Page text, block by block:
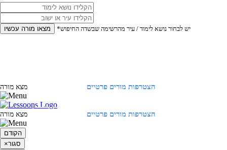
מצאו מורה עכשיו *יש לבחור נושא לימוד / עיר מהרשימה שבשדה החיפוש
הצטרפות מורים פרטיים מצא מורה
הצטרפות מורים פרטיים מצא מורה
הקודם
×סגור